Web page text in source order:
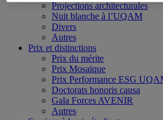
Projections architecturales
Nuit blanche à l’UQAM
Divers
Autres
Prix et distinctions
Prix du mérite
Prix Mosaïque
Prix Performance ESG
Doctorats honoris causa
Gala Forces AVENIR
Autres